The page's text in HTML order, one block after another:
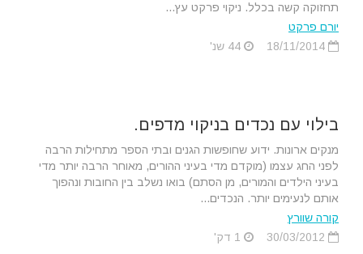
תחזוקה קשה בכלל. ניקוי פרקט עץ...
יורם פרקט
בילוי עם נכדים בניקוי מדפים.
מנקים ארונות. ידוע שחופשות הגנים ובתי הספר מתחילות הרבה
לפני החג עצמו (מוקדם מדי בעיני ההורים, מאוחר הרבה יותר מדי
בעיני הילדים והמורים, מן הסתם) בואו נשלב בין החובות ונהפוך
אותם לנעימים יותר. הנכדים...
קורה שוורץ